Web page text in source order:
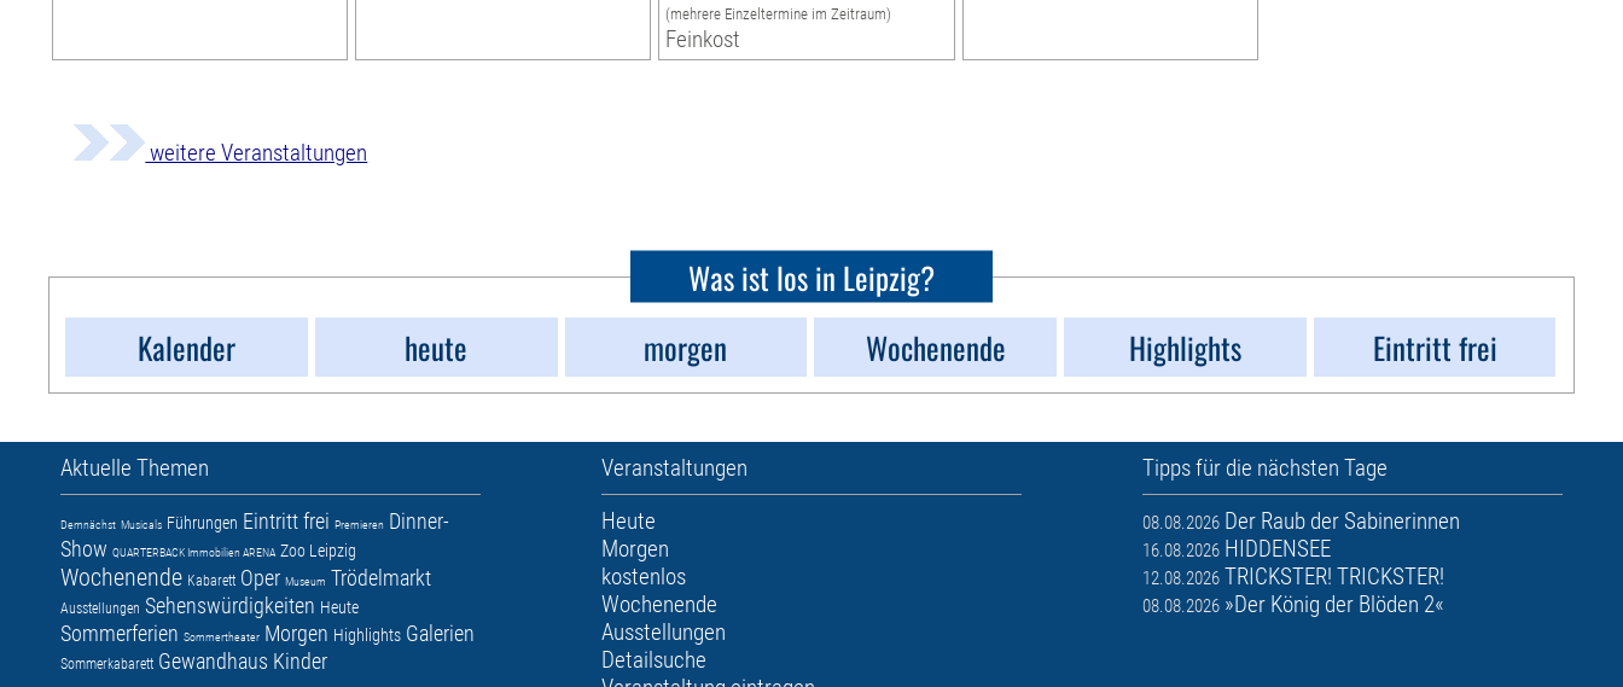
(mehrere Einzeltermine im Zeitraum)
Feinkost
weitere Veranstaltungen
Was ist los in Leipzig?
Kalender
heute morgen Wochenende Highlights Eintritt frei
Aktuelle Themen
Demnächst Musicals Führungen Eintritt frei Premieren Dinner-
Show QUARTERBACK Immobilien ARENA Zoo Leipzig
Wochenende Kabarett Oper Museum Trödelmarkt
Ausstellungen Sehenswürdigkeiten Heute
Sommerferien Sommertheater Morgen Highlights Galerien
Sommerkabarett Gewandhaus Kinder
Veranstaltungen
Heute
Morgen
kostenlos
Wochenende
Ausstellungen
Detailsuche
Tipps für die nächsten Tage
08.08.2026 Der Raub der Sabinerinnen
16.08.2026 HIDDENSEE
12.08.2026 TRICKSTER! TRICKSTER!
08.08.2026 »Der König der Blöden 2«